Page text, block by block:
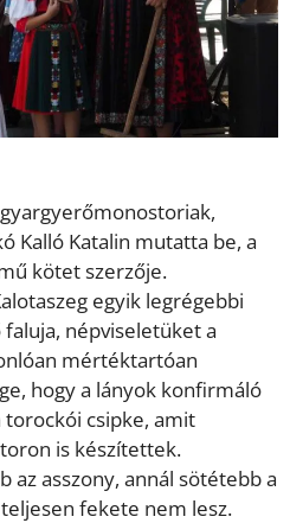
Kalló Katalin mutatta be, a
kötet szerzője.
egyik legrégebbi
népviseletüket a
mértéktartóan
hogy a lányok konfirmáló
csipke, amit
is készítettek.
az asszony, annál sötétebb a
fekete nem lesz.